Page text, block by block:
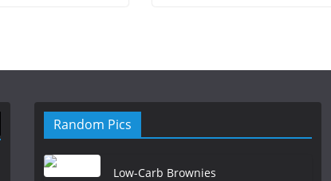
Random Pics
Low-Carb Brownies